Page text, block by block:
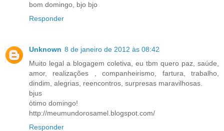
bom domingo, bjo bjo
Responder
Unknown 8 de janeiro de 2012 às 08:42
Muito legal a blogagem coletiva, eu tbm quero paz, saúde,
amor, realizações , companheirismo, fartura, trabalho,
dindim, alegrias, reencontros, surpresas maravilhosas.
bjus
òtimo domingo!
http://meumundorosamel.blogspot.com/
Responder